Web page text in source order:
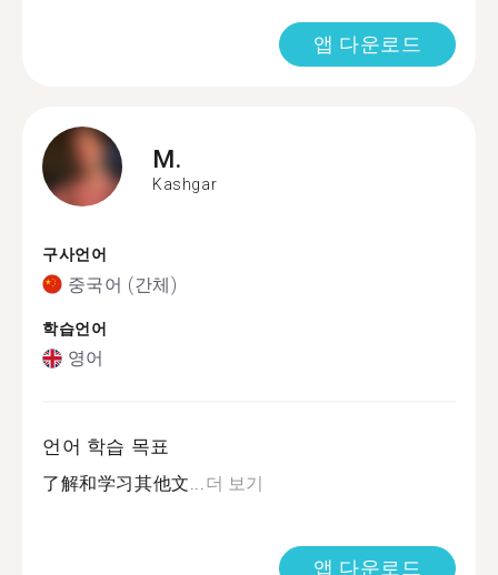
앱 다운로드
M.
Kashgar
구사언어
중국어 (간체)
학습언어
영어
언어 학습 목표
了解和学习其他文...더 보기
앱 다운로드